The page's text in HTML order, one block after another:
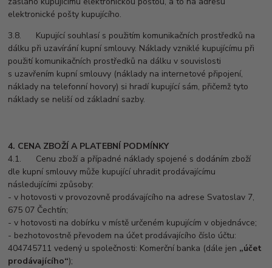
elektronické pošty kupujícího.
3.8. Kupující souhlasí s použitím komunikačních prostředků na
dálku při uzavírání kupní smlouvy. Náklady vzniklé kupujícímu při
použití komunikačních prostředků na dálku v souvislosti
s uzavřením kupní smlouvy (náklady na internetové připojení,
náklady na telefonní hovory) si hradí kupující sám, přičemž tyto
náklady se neliší od základní sazby.
4. CENA ZBOŽÍ A PLATEBNÍ PODMÍNKY
4.1. Cenu zboží a případné náklady spojené s dodáním zboží
dle kupní smlouvy může kupující uhradit prodávajícímu
následujícími způsoby:
- v hotovosti v provozovně prodávajícího na adrese Svatoslav 7,
675 07 Čechtín;
- v hotovosti na dobírku v místě určeném kupujícím v objednávce;
- bezhotovostně převodem na účet prodávajícího číslo účtu:
404745711 vedený u společnosti: Komerční banka (dále jen „účet
prodávajícího“);